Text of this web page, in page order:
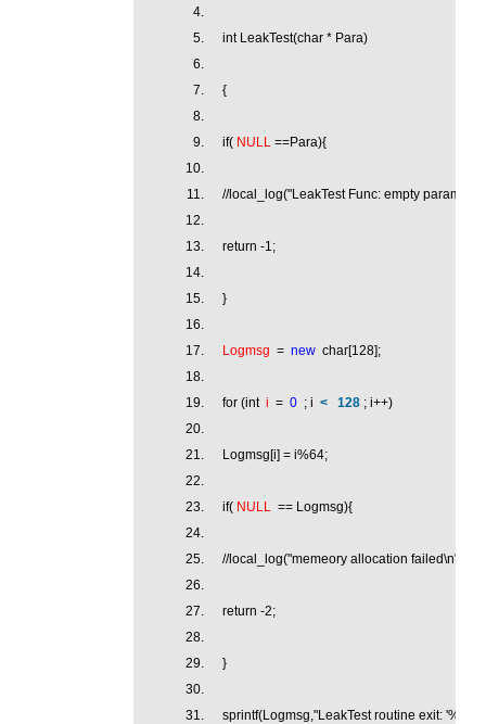
int LeakTest(char * Para)
{
if( NULL ==Para){
//local_log("LeakTest Func: empty
return -1;
}
Logmsg = new char[128];
for (int i = 0 ; i < 128 ; i++)
Logmsg[i] = i%64;
if( NULL == Logmsg){
//local_log("memeory allocation failed\n");
return -2;
}
sprintf(Logmsg,"LeakTest routine exit: